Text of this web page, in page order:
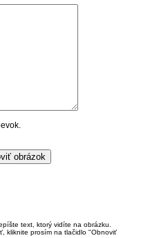
text, ktorý vidíte na obrázku.
kliknite prosím na tlačidlo "Obnoviť